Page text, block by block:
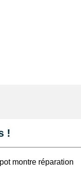
!
montre réparation